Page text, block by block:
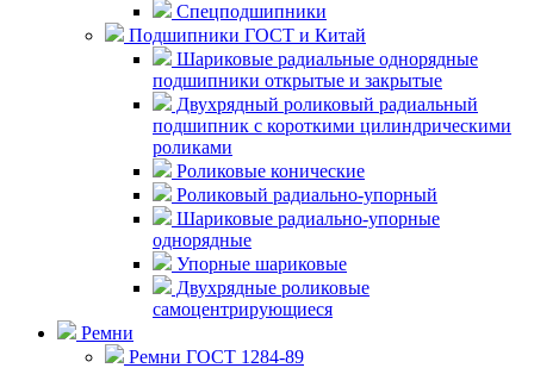
Спецподшипники
Подшипники ГОСТ и Китай
Шариковые радиальные однорядные
подшипники открытые и закрытые
Двухрядный роликовый радиальный
подшипник с короткими цилиндрическими
роликами
Роликовые конические
Роликовый радиально-упорный
Шариковые радиально-упорные
однорядные
Упорные шариковые
Двухрядные роликовые
самоцентрирующиеся
Ремни
Ремни ГОСТ 1284-89